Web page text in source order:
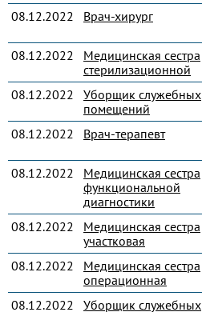
08.12.2022
Врач-хирург
08.12.2022
Медицинская сестра
стерилизационной
08.12.2022
Уборщик служебных
помещений
08.12.2022
Врач-терапевт
08.12.2022
Медицинская сестра
функциональной
диагностики
08.12.2022
Медицинская сестра
участковая
08.12.2022
Медицинская сестра
операционная
08.12.2022
Уборщик служебных